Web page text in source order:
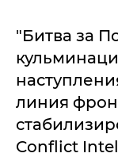
"Битва за
линия
Conflict